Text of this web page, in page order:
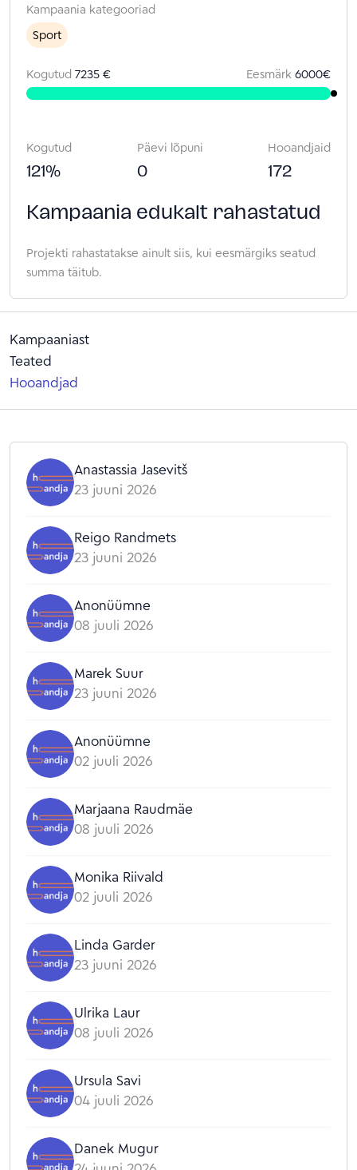
Kampaaniast
Teated
Hooandjad
Anastassia Jasevitš
23 juuni 2026
Reigo Randmets
23 juuni 2026
Anonüümne
08 juuli 2026
Marek Suur
23 juuni 2026
Anonüümne
02 juuli 2026
Marjaana Raudmäe
08 juuli 2026
Monika Riivald
02 juuli 2026
Linda Garder
23 juuni 2026
Ulrika Laur
08 juuli 2026
Ursula Savi
04 juuli 2026
Danek Mugur
Kampaania kategooriad
Sport
Kogutud 7235 € Eesmärk 6000€
Kogutud
121%
Päevi lõpuni
0
Hooandjaid
172
Kampaania edukalt rahastatud
Projekti rahastatakse ainult siis, kui eesmärgiks seatud
summa täitub.